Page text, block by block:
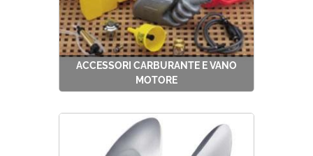
ACCESSORI CARBURANTE E VANO
MOTORE